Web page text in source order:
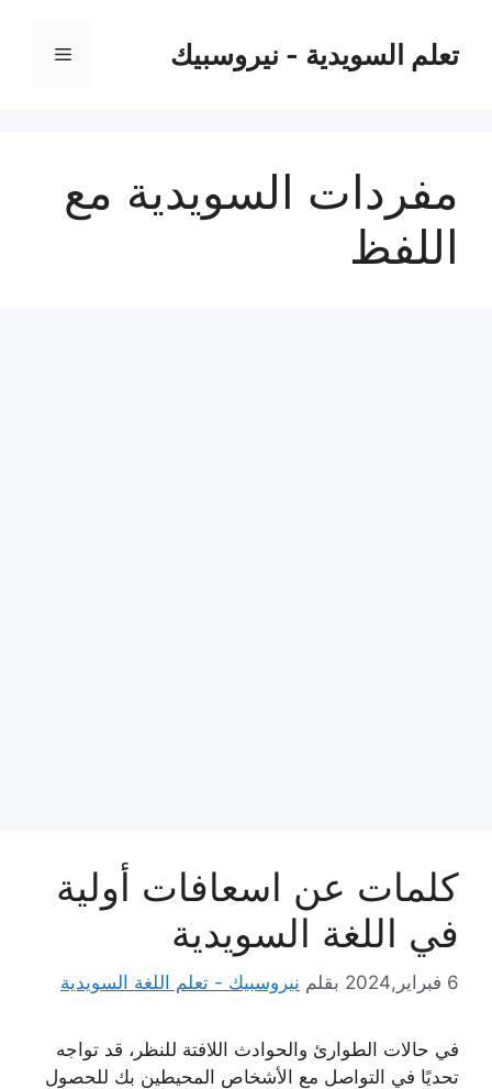
المحتوىتعلم السويدية - نيروسبيك القائمة
مفردات السويدية مع
اللفظ
كلمات عن اسعافات أولية
في اللغة السويدية
6 فبراير,2024 بقلم نيروسبيك - تعلم اللغة السويدية
في حالات الطوارئ والحوادث اللافتة للنظر، قد تواجه
تحديًا في التواصل مع الأشخاص المحيطين بك للحصول